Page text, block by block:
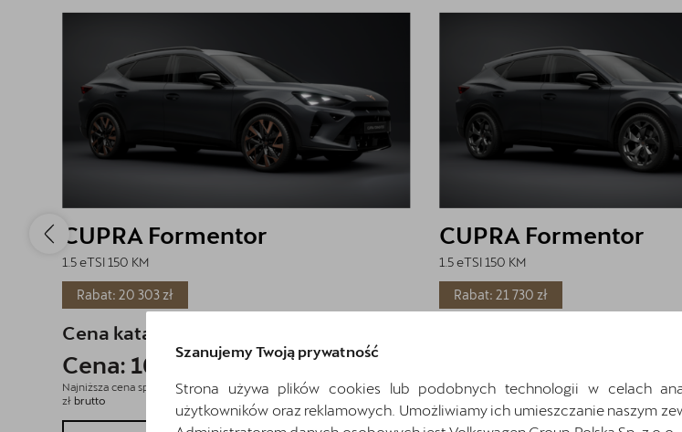
CUPRA Formentor
1.5 eTSI 150 KM
Rabat: 20 303 zł
Cena katalogowa:
Cena: 161 900 złbrutto
Najniższa cena sprzed 30 dni przed wprowadzeniem obniżki: 182 203
zł brutto
CUPRA Formentor
1.5 eTSI 150 KM
Rabat: 21 730 zł
Najniższa cena sprzed 30 dni przed
brutto
Szanujemy Twoją prywatność
Strona używa plików cookies lub podobnych technologii w celach
użytkowników oraz reklamowych. Umożliwiamy ich umieszczanie naszym